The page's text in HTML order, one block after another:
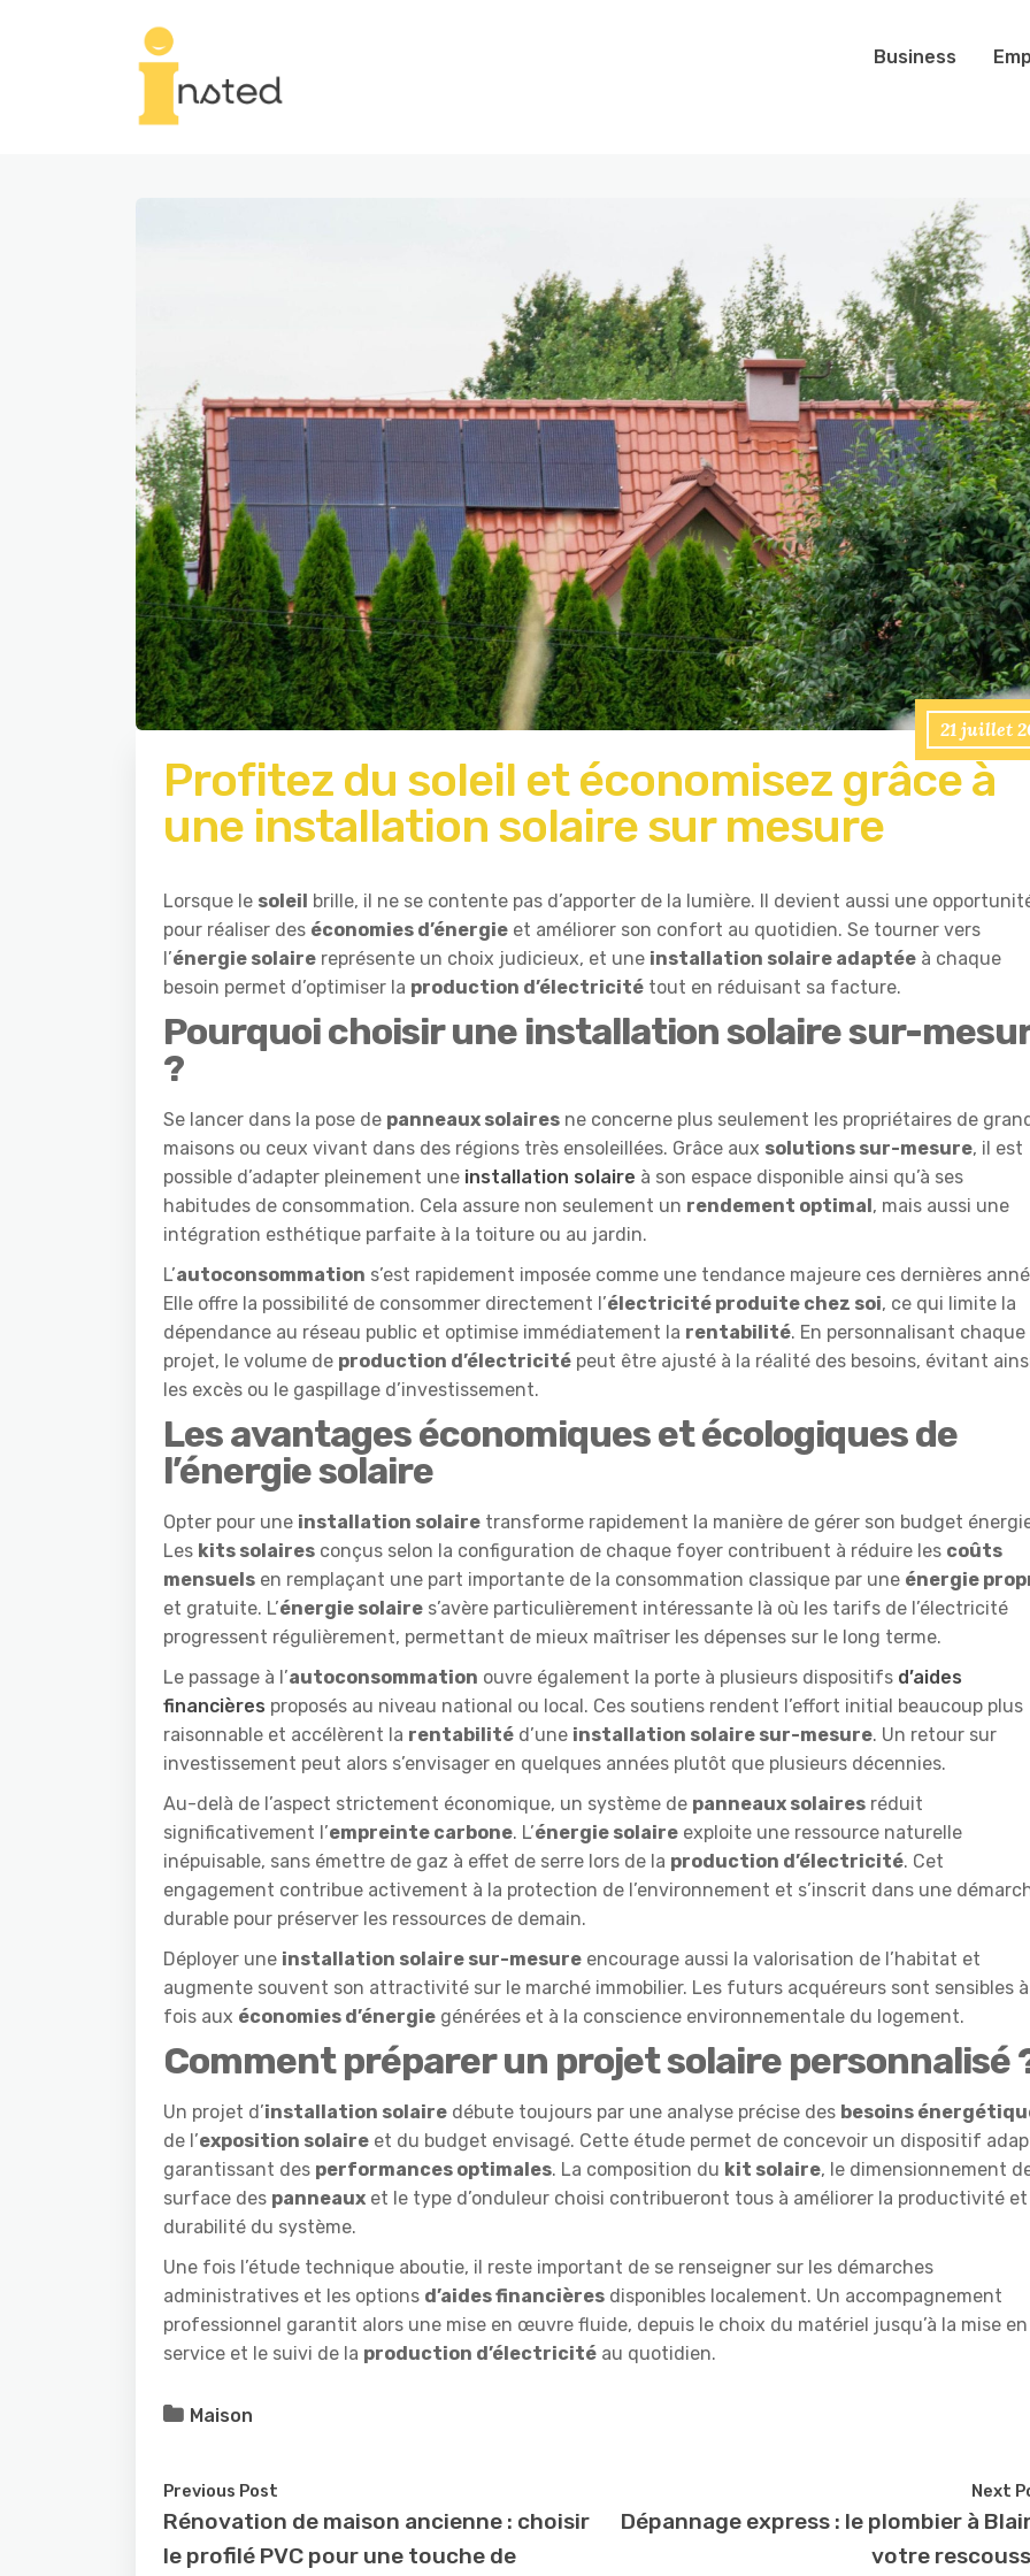
Business
21 juillet
Profitez du soleil et économisez grâce à
une installation solaire sur mesure
Lorsque le soleil brille, il ne se contente pas d’apporter de la lumière. Il devient aussi une
pour réaliser des économies d’énergie et améliorer son confort au quotidien. Se tourner vers
l’énergie solaire représente un choix judicieux, et une installation solaire adaptée à chaque
besoin permet d’optimiser la production d’électricité tout en réduisant sa facture.
Pourquoi choisir une installation solaire sur-
?
Se lancer dans la pose de panneaux solaires ne concerne plus seulement les propriétaires de
maisons ou ceux vivant dans des régions très ensoleillées. Grâce aux solutions sur-mesure, il est
possible d’adapter pleinement une installation solaire à son espace disponible ainsi qu’à ses
habitudes de consommation. Cela assure non seulement un rendement optimal, mais aussi une
intégration esthétique parfaite à la toiture ou au jardin.
L’autoconsommation s’est rapidement imposée comme une tendance majeure ces dernières
Elle offre la possibilité de consommer directement l’électricité produite chez soi, ce qui limite la
dépendance au réseau public et optimise immédiatement la rentabilité. En personnalisant chaque
projet, le volume de production d’électricité peut être ajusté à la réalité des besoins, évitant
les excès ou le gaspillage d’investissement.
Les avantages économiques et écologiques de
l’énergie solaire
Opter pour une installation solaire transforme rapidement la manière de gérer son budget
Les kits solaires conçus selon la configuration de chaque foyer contribuent à réduire les coûts
mensuels en remplaçant une part importante de la consommation classique par une énergie
et gratuite. L’énergie solaire s’avère particulièrement intéressante là où les tarifs de l’électricité
progressent régulièrement, permettant de mieux maîtriser les dépenses sur le long terme.
Le passage à l’autoconsommation ouvre également la porte à plusieurs dispositifs d’aides
financières proposés au niveau national ou local. Ces soutiens rendent l’effort initial beaucoup plus
raisonnable et accélèrent la rentabilité d’une installation solaire sur-mesure. Un retour sur
investissement peut alors s’envisager en quelques années plutôt que plusieurs décennies.
Au-delà de l’aspect strictement économique, un système de panneaux solaires réduit
significativement l’empreinte carbone. L’énergie solaire exploite une ressource naturelle
inépuisable, sans émettre de gaz à effet de serre lors de la production d’électricité. Cet
engagement contribue activement à la protection de l’environnement et s’inscrit dans une
durable pour préserver les ressources de demain.
Déployer une installation solaire sur-mesure encourage aussi la valorisation de l’habitat et
augmente souvent son attractivité sur le marché immobilier. Les futurs acquéreurs sont sensibles
fois aux économies d’énergie générées et à la conscience environnementale du logement.
Comment préparer un projet solaire personnalisé
Un projet d’installation solaire débute toujours par une analyse précise des besoins
de l’exposition solaire et du budget envisagé. Cette étude permet de concevoir un dispositif
garantissant des performances optimales. La composition du kit solaire, le dimensionnement
surface des panneaux et le type d’onduleur choisi contribueront tous à améliorer la productivité et
durabilité du système.
Une fois l’étude technique aboutie, il reste important de se renseigner sur les démarches
administratives et les options d’aides financières disponibles localement. Un accompagnement
professionnel garantit alors une mise en œuvre fluide, depuis le choix du matériel jusqu’à la mise en
service et le suivi de la production d’électricité au quotidien.
Maison
Previous Post
Rénovation de maison ancienne : choisir
le profilé PVC pour une touche de
Next
Dépannage express : le plombier à
votre